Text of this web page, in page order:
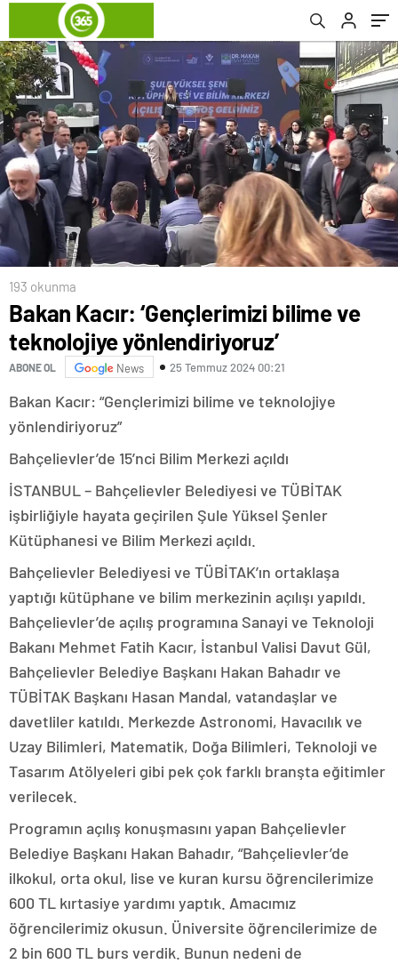
193 okunma
Bakan Kacır: ‘Gençlerimizi bilime ve
teknolojiye yönlendiriyoruz’
ABONE OL News 25 Temmuz 2024 00:21
Bakan Kacır: “Gençlerimizi bilime ve teknolojiye
yönlendiriyoruz”
Bahçelievler’de 15’nci Bilim Merkezi açıldı
İSTANBUL – Bahçelievler Belediyesi ve TÜBİTAK
işbirliğiyle hayata geçirilen Şule Yüksel Şenler
Kütüphanesi ve Bilim Merkezi açıldı.
Bahçelievler Belediyesi ve TÜBİTAK’ın ortaklaşa
yaptığı kütüphane ve bilim merkezinin açılışı yapıldı.
Bahçelievler’de açılış programına Sanayi ve Teknoloji
Bakanı Mehmet Fatih Kacır, İstanbul Valisi Davut Gül,
Bahçelievler Belediye Başkanı Hakan Bahadır ve
TÜBİTAK Başkanı Hasan Mandal, vatandaşlar ve
davetliler katıldı. Merkezde Astronomi, Havacılık ve
Uzay Bilimleri, Matematik, Doğa Bilimleri, Teknoloji ve
Tasarım Atölyeleri gibi pek çok farklı branşta eğitimler
verilecek.
Programın açılış konuşmasını yapan Bahçelievler
Belediye Başkanı Hakan Bahadır, “Bahçelievler’de
ilkokul, orta okul, lise ve kuran kursu öğrencilerimize
600 TL kırtasiye yardımı yaptık. Amacımız
öğrencilerimiz okusun. Üniversite öğrencilerimize de
2 bin 600 TL burs verdik. Bunun nedeni de
Sundu